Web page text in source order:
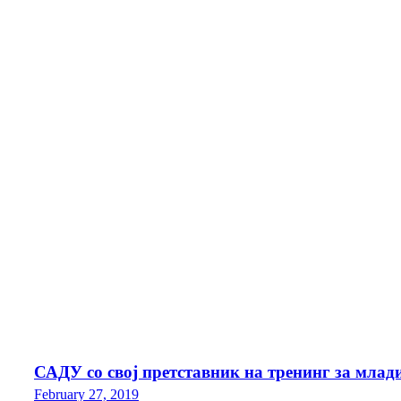
САДУ со свој претставник на тренинг за
February 27, 2019